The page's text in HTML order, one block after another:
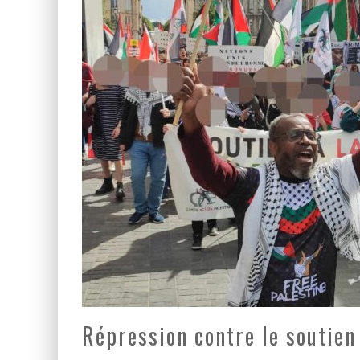
LA GUERRE SIONISTE,
LA BANALITÉ DU MAL
Répression contre le